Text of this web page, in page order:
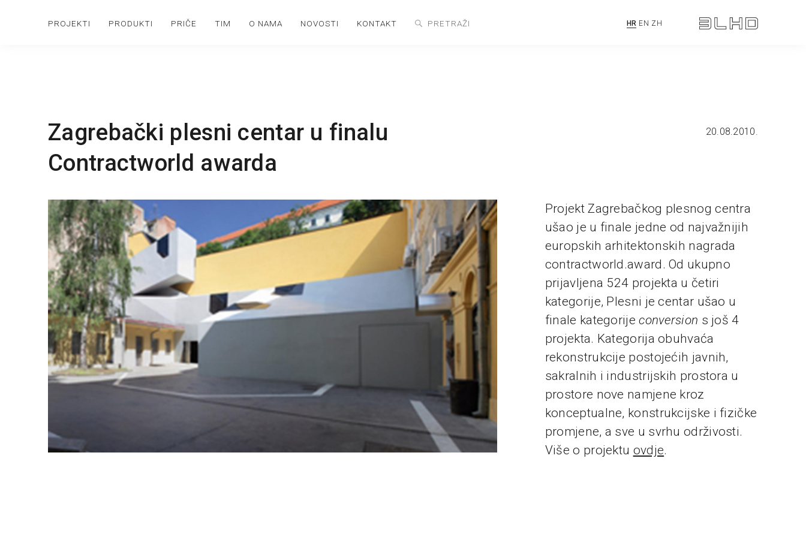
PROJEKTI PRODUKTI PRIČE TIM O NAMA NOVOSTI KONTAKT HR EN ZH
Zagrebački plesni centar u finalu
Contractworld awarda
20.08.2010.
Projekt Zagrebačkog plesnog centra
ušao je u finale jedne od najvažnijih
europskih arhitektonskih nagrada
contractworld.award. Od ukupno
prijavljena 524 projekta u četiri
kategorije, Plesni je centar ušao u
finale kategorijeconversion s još 4
projekta. Kategorija obuhvaća
rekonstrukcije postojećih javnih,
sakralnih i industrijskih prostora u
prostore nove namjene kroz
konceptualne, konstrukcijske i fizičke
promjene, a sve u svrhu održivosti.
Više o projektu ovdje.